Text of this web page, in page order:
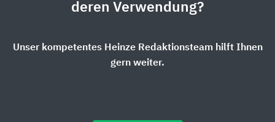
deren Verwendung?
Unser kompetentes Heinze Redaktionsteam hilft Ihnen
gern weiter.